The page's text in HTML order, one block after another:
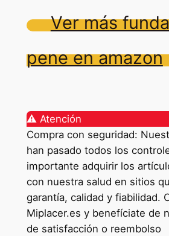
Ver más
pene en amazon
⚠️ Atención
Compra con seguridad:
han pasado todos los
importante adquirir los
con nuestra salud en sitios
garantía, calidad y fiabilidad.
Miplacer.es y benefíciate de
de satisfacción o reembolso